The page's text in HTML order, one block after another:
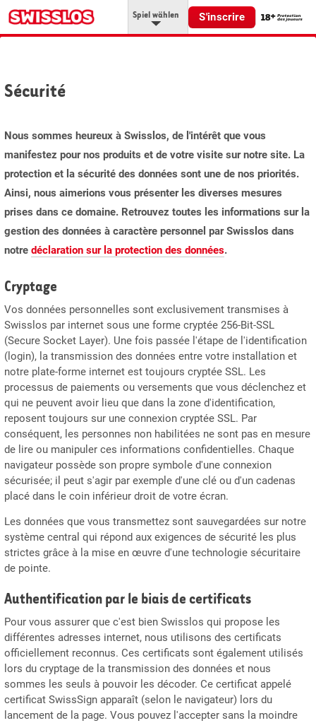
Spiel wählen S'inscrire
Sécurité
Nous sommes heureux à Swisslos, de l'intérêt que vous
manifestez pour nos produits et de votre visite sur notre site. La
protection et la sécurité des données sont une de nos priorités.
Ainsi, nous aimerions vous présenter les diverses mesures
prises dans ce domaine. Retrouvez toutes les informations sur la
gestion des données à caractère personnel par Swisslos dans
notre déclaration sur la protection des données.
Cryptage
Vos données personnelles sont exclusivement transmises à
Swisslos par internet sous une forme cryptée 256-Bit-SSL
(Secure Socket Layer). Une fois passée l'étape de l'identification
(login), la transmission des données entre votre installation et
notre plate-forme internet est toujours cryptée SSL. Les
processus de paiements ou versements que vous déclenchez et
qui ne peuvent avoir lieu que dans la zone d'identification,
reposent toujours sur une connexion cryptée SSL. Par
conséquent, les personnes non habilitées ne sont pas en mesure
de lire ou manipuler ces informations confidentielles. Chaque
navigateur possède son propre symbole d'une connexion
sécurisée; il peut s'agir par exemple d'une clé ou d'un cadenas
placé dans le coin inférieur droit de votre écran.
Les données que vous transmettez sont sauvegardées sur notre
système central qui répond aux exigences de sécurité les plus
strictes grâce à la mise en œuvre d'une technologie sécuritaire
de pointe.
Authentification par le biais de certificats
Pour vous assurer que c'est bien Swisslos qui propose les
différentes adresses internet, nous utilisons des certificats
officiellement reconnus. Ces certificats sont également utilisés
lors du cryptage de la transmission des données et nous
sommes les seuls à pouvoir les décoder. Ce certificat appelé
certificat SwissSign apparaît (selon le navigateur) lors du
lancement de la page. Vous pouvez l'accepter sans la moindre